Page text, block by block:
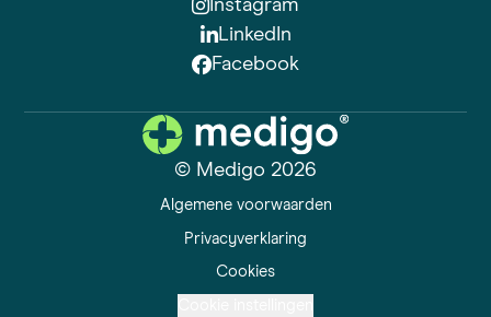
Instagram
LinkedIn
Facebook
© Medigo 2026
Algemene voorwaarden
Privacyverklaring
Cookies